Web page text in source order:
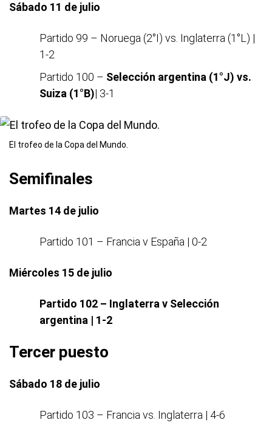
Sábado 11 de julio
Partido 99 – Noruega (2°I) vs. Inglaterra (1°L) |
1-2
Partido 100 – Selección argentina (1°J) vs.
Suiza (1°B)| 3-1
El trofeo de la Copa del Mundo.
Semifinales
Martes 14 de julio
Partido 101 – Francia v España | 0-2
Miércoles 15 de julio
Partido 102 – Inglaterra v Selección
argentina | 1-2
Tercer puesto
Sábado 18 de julio
Partido 103 – Francia vs. Inglaterra | 4-6